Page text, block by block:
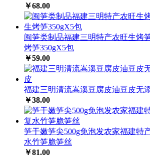
￥68.00
闽笋类制品福建三明特产农旺生烤
烤笋350gX5包
￥59.00
福建三明清流嵩溪豆腐皮油豆皮无
￥38.00
笋干嫩笋尖500g免泡发农家福建特
水竹笋脆笋丝
￥81.00